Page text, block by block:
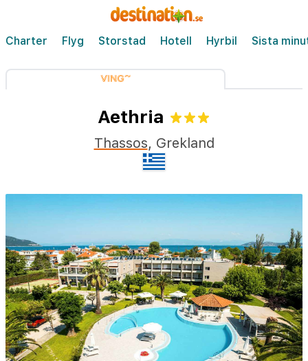
Charter Flyg Storstad Hotell Hyrbil Sista
Aethria
Thassos, Grekland